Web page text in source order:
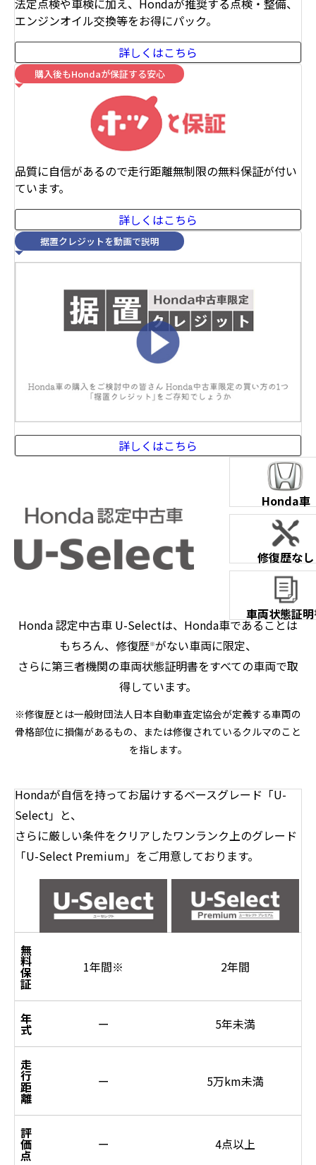
法定点検や車検に加え、Hondaが推奨する点検・整備、
エンジンオイル交換等をお得にパック。
詳しくはこちら
購入後もHondaが保証する安心
品質に自信があるので走行距離無制限の無料保証が付い
ています。
詳しくはこちら
据置クレジットを動画で説明
詳しくはこちら
Honda車
修復歴なし
車両状態証
Honda 認定中古車 U-Selectは、Honda車であることは
もちろん、修復歴※がない車両に限定、
さらに第三者機関の車両状態証明書をすべての車両で取
得しています。
※修復歴とは一般財団法人日本自動車査定協会が定義する車両の
骨格部位に損傷があるもの、または修復されているクルマのこと
を指します。
Hondaが自信を持ってお届けするベースグレード「U-
Select」と、
さらに厳しい条件をクリアしたワンランク上のグレード
「U-Select Premium」をご用意しております。
無
料
保
証
1年間※ 2年間
年
式 ー 5年未満
走
行
距
離
ー 5万km未満
評
価
点
ー 4点以上